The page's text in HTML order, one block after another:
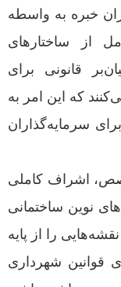
خبره به واسطه
از ساختارهای
قانونی برای
که این امر به
سرمایه‌گذاران
اشراف کاملی
نوین ساختمانی
را از پایه
قوانین شهرداری